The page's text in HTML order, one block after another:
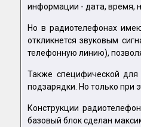
информации - дата, время,
Но в радиотелефонах
откликнется звуковым
телефонную линию),
Также специфической для
подзарядки. Но только при
Конструкции
базовый блок сделан